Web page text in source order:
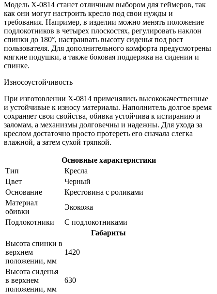
Модель X-0814 станет отличным выбором для геймеров, так
как они могут настроить кресло под свои нужды и
требования. Например, в изделии можно менять положение
подлокотников в четырех плоскостях, регулировать наклон
спинки до 180°, настраивать высоту сиденья под рост
пользователя. Для дополнительного комфорта предусмотрены
мягкие подушки, а также боковая поддержка на сидении и
спинке.
Износоустойчивость
При изготовлении X-0814 применялись высококачественные
и устойчивые к износу материалы. Наполнитель долгое время
сохраняет свои свойства, обивка устойчива к истиранию и
заломам, а механизмы долговечны и надежны. Для ухода за
креслом достаточно просто протереть его сначала слегка
влажной, а затем сухой тряпкой.
Основные характеристики
Тип
Кресла
Цвет
Черный
Основание
Крестовина с роликами
Материал
обивки
Экокожа
Подлокотники
С подлокотниками
Габариты
Высота спинки в
верхнем
положении, мм
1420
Высота сиденья
в верхнем
положении, мм
630